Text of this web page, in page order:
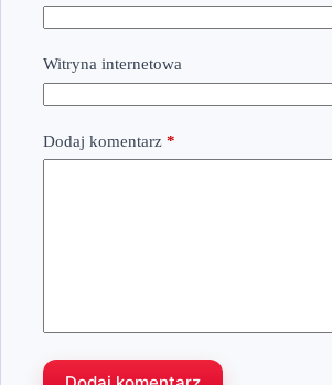
Witryna internetowa
Dodaj komentarz *